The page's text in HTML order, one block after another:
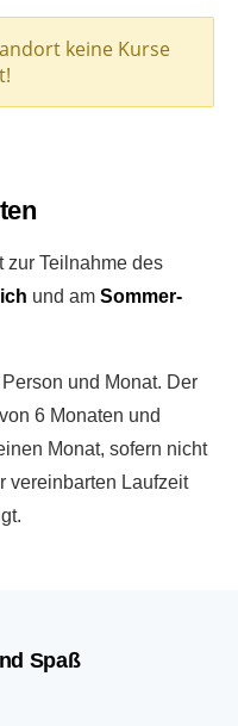
zur Teilnahme des
und am Sommer-
und Monat. Der
6 Monaten und
Monat, sofern nicht
vereinbarten Laufzeit
Spaß